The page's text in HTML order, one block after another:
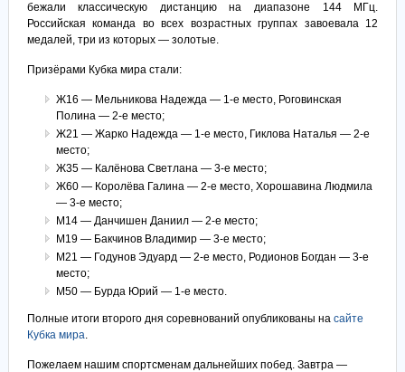
бежали классическую дистанцию на диапазоне 144 МГц.
Российская команда во всех возрастных группах завоевала 12
медалей, три из которых — золотые.
Призёрами Кубка мира стали:
Ж16 — Мельникова Надежда — 1-е место, Роговинская
Полина — 2-е место;
Ж21 — Жарко Надежда — 1-е место, Гиклова Наталья — 2-е
место;
Ж35 — Калёнова Светлана — 3-е место;
Ж60 — Королёва Галина — 2-е место, Хорошавина Людмила
— 3-е место;
М14 — Данчишен Даниил — 2-е место;
М19 — Бакчинов Владимир — 3-е место;
М21 — Годунов Эдуард — 2-е место, Родионов Богдан — 3-е
место;
М50 — Бурда Юрий — 1-е место.
Полные итоги второго дня соревнований опубликованы на сайте
Кубка мира.
Пожелаем нашим спортсменам дальнейших побед. Завтра —